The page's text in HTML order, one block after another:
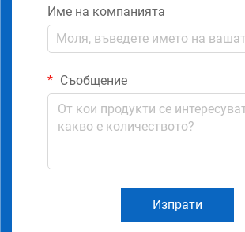
Име на компанията
Съобщение
Изпрати